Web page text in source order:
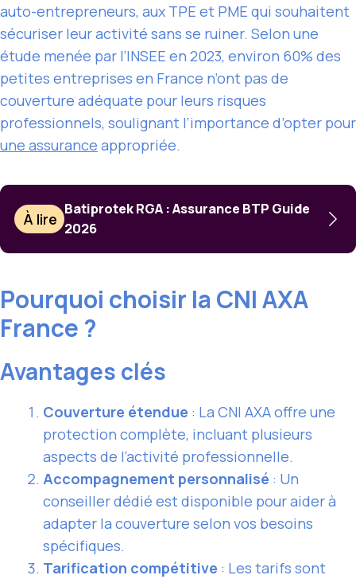
auto-entrepreneurs, aux TPE et PME qui souhaitent
sécuriser leur activité sans se ruiner. Selon une
étude menée par l’INSEE en 2023, environ 60% des
petites entreprises en France n’ont pas de
couverture adéquate pour leurs risques
professionnels, soulignant l’importance d’opter pour
une assurance appropriée.
À lire
Batiprotek RGA : Assurance BTP Guide
2026
Pourquoi choisir la CNI AXA
France ?
Avantages clés
Couverture étendue : La CNI AXA offre une
protection complète, incluant plusieurs
aspects de l’activité professionnelle.
Accompagnement personnalisé : Un
conseiller dédié est disponible pour aider à
adapter la couverture selon vos besoins
spécifiques.
Tarification compétitive : Les tarifs sont